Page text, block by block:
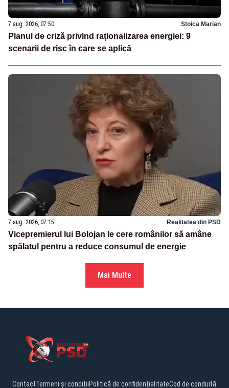
7 aug. 2026, 07:50 Stoica Marian
Planul de criză privind raționalizarea energiei: 9
scenarii de risc în care se aplică
7 aug. 2026, 07:15 Realitatea din PSD
Vicepremierul lui Bolojan le cere românilor să amâne
spălatul pentru a reduce consumul de energie
Mai Multe
ContactTermeni și condițiiPolitică de confidențialitateCod de conduită